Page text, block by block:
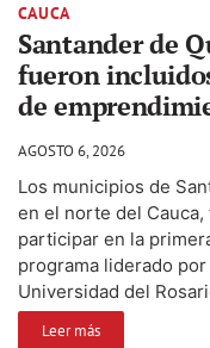
CAUCA
Santander de
fueron
de
AGOSTO 6, 2026
Los municipios de
en el norte del
participar en la
programa liderado
Universidad del
Leer más